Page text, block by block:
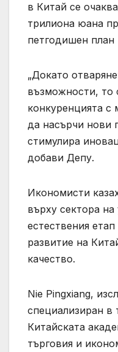
в Китай се
трилиона юана
петгодишен план
„Докато
възможности, то
конкуренцията
да насърчи нови
стимулира
добави Депу.
Икономисти
върху сектора на
естествения
развитие на
качество.
Nie Pingxiang,
специализиран в
Китайската
търговия и